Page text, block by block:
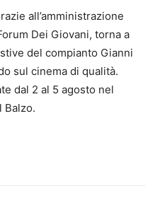
all’amministrazione
Dei Giovani, torna a
del compianto Gianni
sul cinema di qualità.
dal 2 al 5 agosto nel
Balzo.